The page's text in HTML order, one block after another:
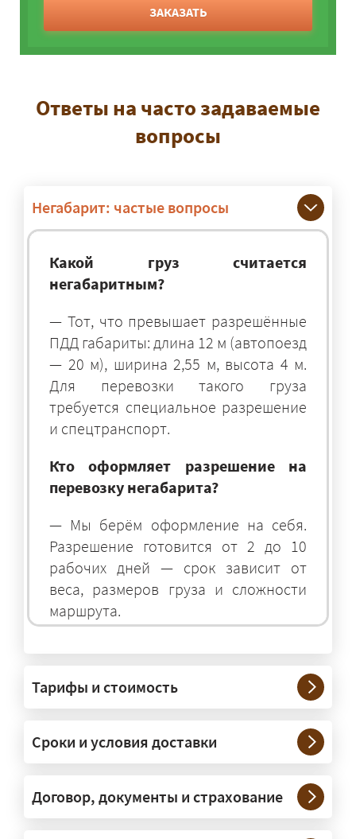
ЗАКАЗАТЬ
Ответы на часто задаваемые
вопросы
Негабарит: частые вопросы
Какой груз считается
негабаритным?
— Тот, что превышает разрешённые
ПДД габариты: длина 12 м (автопоезд
— 20 м), ширина 2,55 м, высота 4 м.
Для перевозки такого груза
требуется специальное разрешение
и спецтранспорт.
Кто оформляет разрешение на
перевозку негабарита?
— Мы берём оформление на себя.
Разрешение готовится от 2 до 10
рабочих дней — срок зависит от
веса, размеров груза и сложности
маршрута.
— На тралах и низкорамниках —
платформах, рассчитанных на
крупногабаритную технику и
конструкции. Транспорт подбираем
под конкретные размеры и вес груза.
Тарифы и стоимость
Сроки и условия доставки
Договор, документы и страхование